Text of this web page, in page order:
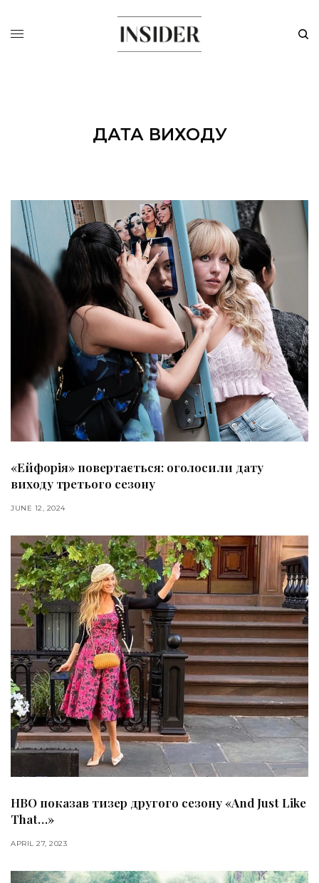
ДАТА ВИХОДУ
«Ейфорія» повертається: оголосили дату
виходу третього сезону
JUNE 12, 2024
HBO показав тизер другого сезону «And Just Like
That…»
APRIL 27, 2023